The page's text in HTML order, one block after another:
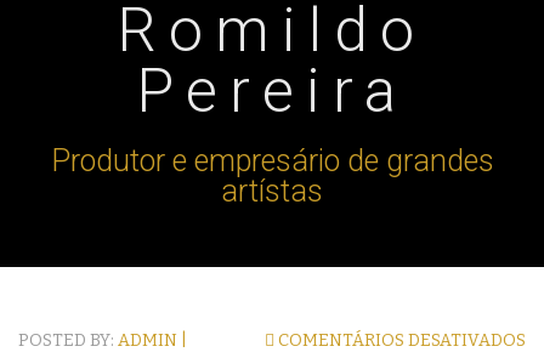
Romildo
Pereira
Produtor e empresário de grandes
artístas
POSTED BY: ADMIN | COMENTÁRIOS DESATIVADOS